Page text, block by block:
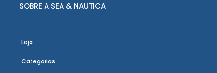
SOBRE A SEA & NAUTICA
Loja
Categorias